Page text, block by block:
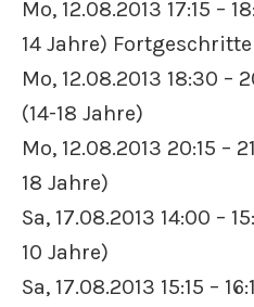
Mo, 12.08.2013 17:15 –
14 Jahre)
Mo, 12.08.2013 18:30 –
(14-18 Jahre)
Mo, 12.08.2013 20:15 –
18 Jahre)
Sa, 17.08.2013 14:00 –
10 Jahre)
Sa, 17.08.2013 15:15 –